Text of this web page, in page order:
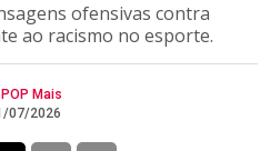
ofensivas contra
ao racismo no esporte.
Mais
07/2026